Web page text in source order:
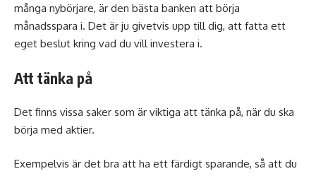
många nybörjare, är den bästa banken att börja
månadsspara i. Det är ju givetvis upp till dig, att fatta ett
eget beslut kring vad du vill investera i.
Att tänka på
Det finns vissa saker som är viktiga att tänka på, när du ska
börja med aktier.
Exempelvis är det bra att ha ett färdigt sparande, så att du